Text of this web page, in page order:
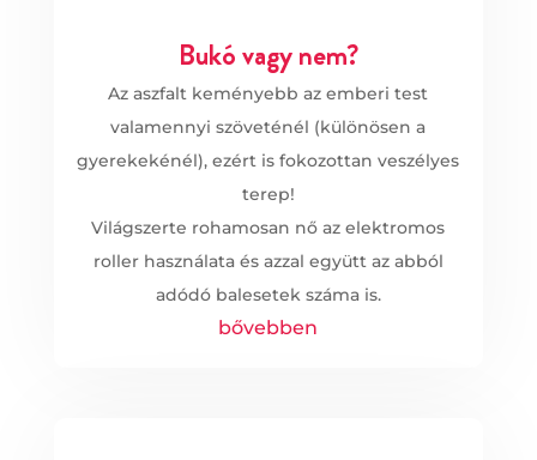
Bukó vagy nem?
Az aszfalt keményebb az emberi test
valamennyi szöveténél (különösen a
gyerekekénél), ezért is fokozottan veszélyes
terep!
Világszerte rohamosan nő az elektromos
roller használata és azzal együtt az abból
adódó balesetek száma is.
bővebben